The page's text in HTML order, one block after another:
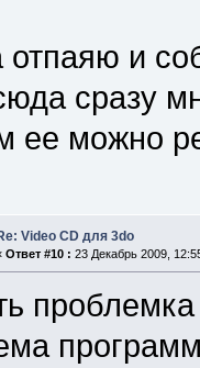
и
сразу
ее можно
Video CD для 3do
Ответ #10 : 23 Декабрь 2009,